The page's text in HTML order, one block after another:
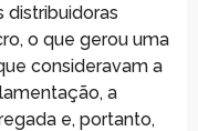
distribuidoras
o que gerou uma
consideravam a
a
e, portanto,